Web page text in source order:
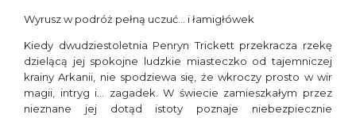
Wyrusz w podróż pełną uczuć… i łamigłówek
Kiedy dwudziestoletnia Penryn Trickett przekracza rzekę
dzielącą jej spokojne ludzkie miasteczko od tajemniczej
krainy Arkanii, nie spodziewa się, że wkroczy prosto w wir
magii, intryg i… zagadek. W świecie zamieszkałym przez
nieznane jej dotąd istoty poznaje niebezpiecznie